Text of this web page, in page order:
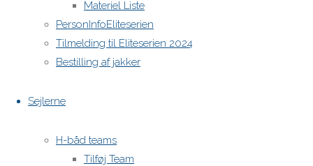
Materiel Liste
PersonInfoEliteserien
Tilmelding til Eliteserien 2024
Bestilling af jakker
Sejlerne
H-båd teams
Tilføj Team